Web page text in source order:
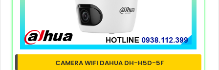
CAMERA WIFI DAHUA DH-H5D-5F